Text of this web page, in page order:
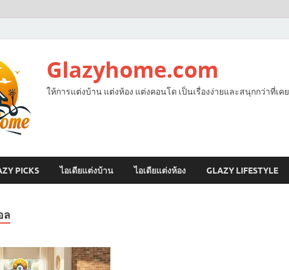
Glazyhome.com
ให้การแต่งบ้าน แต่งห้อง แต่งคอนโด เป็นเรื่องง่ายและสนุกกว่าที่เคย
PICKS ไอเดียแต่งบ้าน ไอเดียแต่งห้อง GLAZY LIFESTYLE
ล